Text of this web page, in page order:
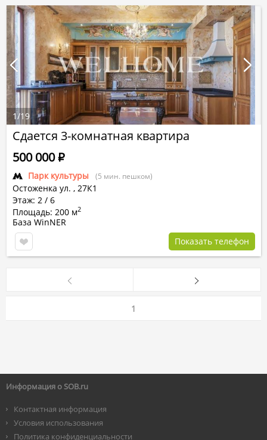
Сдается 3-комнатная квартира
Парк культуры (5 мин. пешком)
Остоженка ул. , 27К1
Этаж: 2 / 6
Площадь: 200 м2
500 000Р
База WinNER
Показать телефон
1/19
1
Информация о SOB.ru
Контактная информация
Условия использования
Политика конфиденциальности